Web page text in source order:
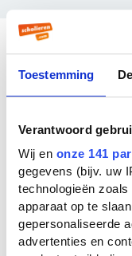
Toestemming
Verantwoord
Wij en onze 141
gegevens (bijv. uw
technologieën
apparaat op te
gepersonaliseerde
advertenties en
Wie
A sahib's
Kipling. Er
bekend bij
deze auteur
Room in the